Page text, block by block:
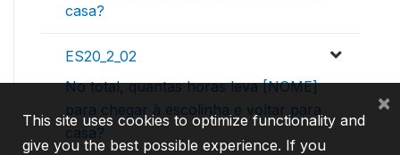
casa?
ES20_2_02
No total, quantas horas leva [NOME]
para chegar à escolinha e voltar para
casa?
This site uses cookies to optimize functionality and
give you the best possible experience. If you
×